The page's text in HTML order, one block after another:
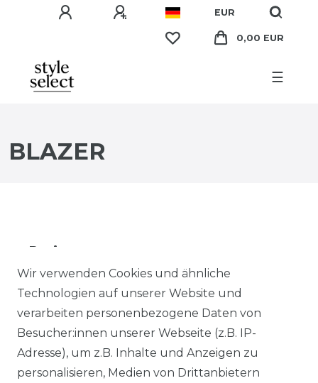
EUR
0,00 EUR
☰
BLAZER
Preis
EUR EUR
Wir verwenden Cookies und ähnliche
Technologien auf unserer Website und
verarbeiten personenbezogene Daten von
Besucher:innen unserer Webseite (z.B. IP-
Adresse), um z.B. Inhalte und Anzeigen zu
personalisieren, Medien von Drittanbietern